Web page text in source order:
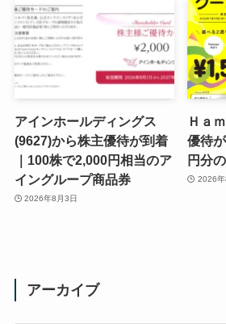
アインホールディングス
(9627)から株主優待が到着
｜100株で2,000円相当のア
イングループ商品券
2026年8月3日
Ｈａ
優待
円分
2026年
アーカイブ